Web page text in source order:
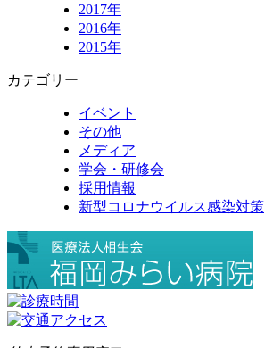
2017年
2016年
2015年
カテゴリー
イベント
その他
メディア
学会・研修会
採用情報
新型コロナウイルス感染対策